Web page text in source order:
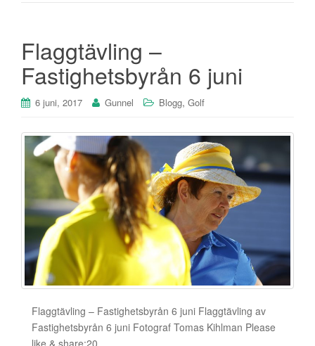
Flaggtävling –
Fastighetsbyrån 6 juni
6 juni, 2017 Gunnel Blogg, Golf
Flaggtävling – Fastighetsbyrån 6 juni Flaggtävling av
Fastighetsbyrån 6 juni Fotograf Tomas Kihlman Please
like & share:20